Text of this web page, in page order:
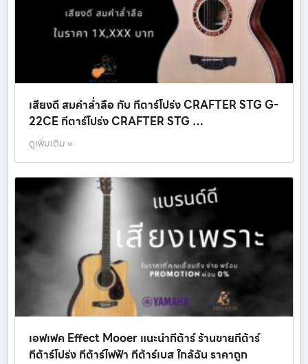
เสียงดี สมคำล่ำลือ กับ กีตาร์โปร่ง CRAFTER STG G-
22CE กีตาร์โปร่ง CRAFTER STG …
ดูเพิ่มเติม »
เอฟเฟค Effect Mooer แนะนำกีต้าร์ ร้านขายกีต้าร์
กีต้าร์โปร่ง กีต้าร์ไฟฟ้า กีต้าร์เบส ใกล้ฉัน ราคาถูก